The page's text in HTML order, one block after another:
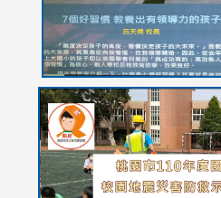
link
to
https://drive.google.com/
usp=sharing